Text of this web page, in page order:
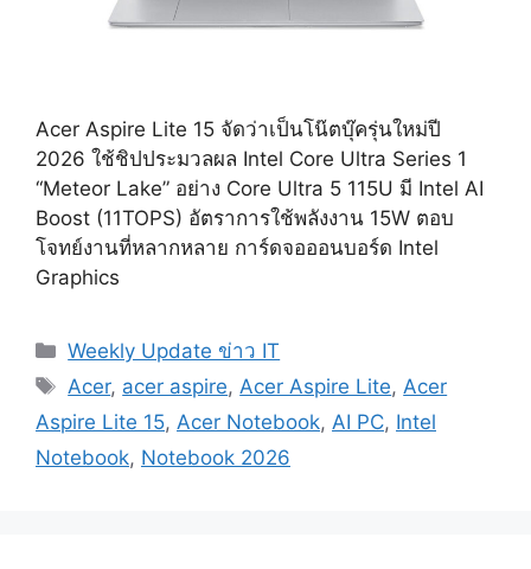
Acer Aspire Lite 15 จัดว่าเป็นโน๊ตบุ๊ครุ่นใหม่ปี
2026 ใช้ชิปประมวลผล Intel Core Ultra Series 1
“Meteor Lake” อย่าง Core Ultra 5 115U มี Intel AI
Boost (11TOPS) อัตราการใช้พลังงาน 15W ตอบ
โจทย์งานที่หลากหลาย การ์ดจอออนบอร์ด Intel
Graphics
Categories
Weekly Update ข่าว IT
Tags
Acer, acer aspire,Acer Aspire Lite,Acer
Aspire Lite 15, Acer Notebook, AI PC, Intel
Notebook, Notebook 2026